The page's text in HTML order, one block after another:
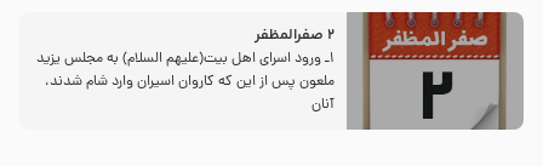
2 صفرالمظفر
1ـ ورود اسراى اهل بیت‌(علیهم السلام) به مجلس یزید
ملعون پس از این كه كاروان اسیران وارد شام شدند،
آنان